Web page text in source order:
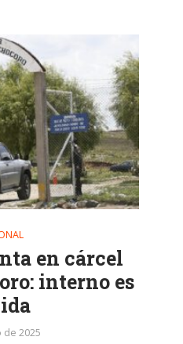
en cárcel
interno es
2025